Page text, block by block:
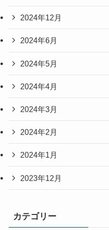
2024年12月
2024年6月
2024年5月
2024年4月
2024年3月
2024年2月
2024年1月
2023年12月
カテゴリー